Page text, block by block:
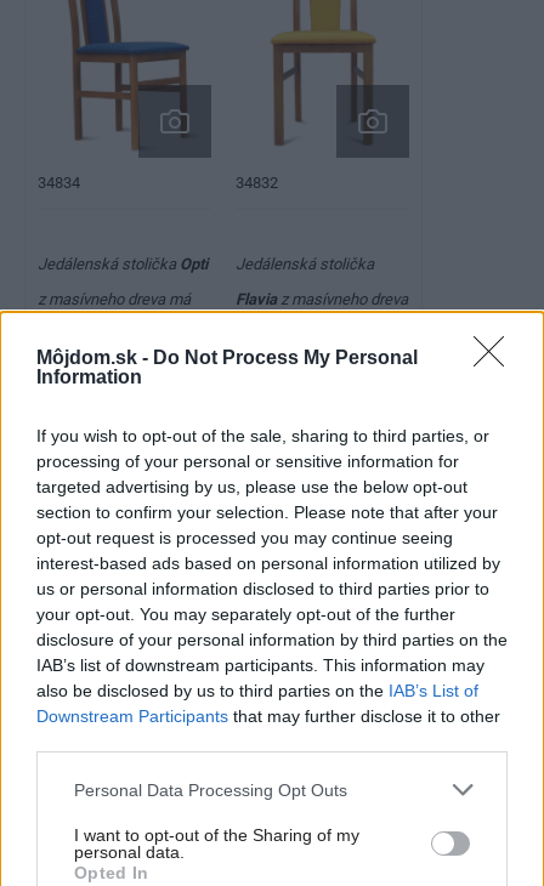
Môjdom.sk - Do Not Process My Personal
Information
If you wish to opt-out of the sale, sharing to third parties, or
processing of your personal or sensitive information for
targeted advertising by us, please use the below opt-out
section to confirm your selection. Please note that after your
opt-out request is processed you may continue seeing
interest-based ads based on personal information utilized by
us or personal information disclosed to third parties prior to
your opt-out. You may separately opt-out of the further
disclosure of your personal information by third parties on the
IAB’s list of downstream participants. This information may
also be disclosed by us to third parties on the IAB’s List of
Downstream Participants that may further disclose it to other
Please note that this website/app uses one or more Google
not limited to your visit or usage behaviour. You may click to
grant or deny consent to Google and its third-party tags to
Personal Data Processing Opt Outs
I want to opt-out of the Sharing of my
personal data.
Opted In
34834 34832
Jedálenská stolička Opti
z masívneho dreva má
40 cm, výška sedacej
Skpredáva Drevona.
Jedálenská stolička
Flaviaz masívneho dreva
h 40 cm, výška sedacej
Skpredáva Drevona.
34833 34830
Jedálenská stolička
Neronmá rozmery š 42,6
KresielkoAndreas